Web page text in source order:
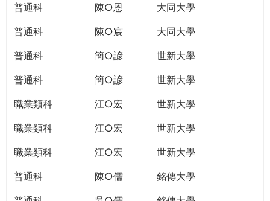
普通科
陳○恩
大同大學
普通科
陳○宸
大同大學
普通科
簡○諺
世新大學
普通科
簡○諺
世新大學
職業類科
江○宏
世新大學
職業類科
江○宏
世新大學
職業類科
江○宏
世新大學
普通科
陳○儒
銘傳大學